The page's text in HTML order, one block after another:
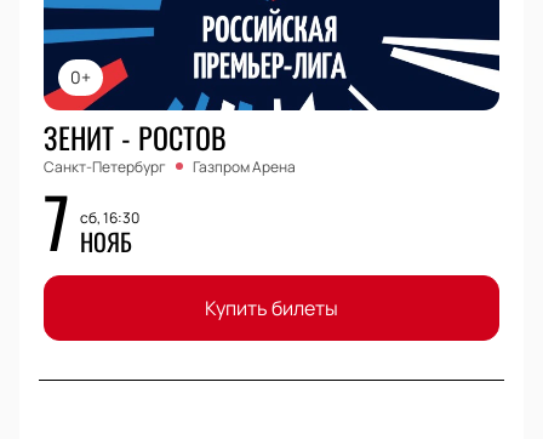
0+
ЗЕНИТ - РОСТОВ
Санкт-Петербург Газпром Арена
7 сб, 16:30
НОЯБ
Купить билеты